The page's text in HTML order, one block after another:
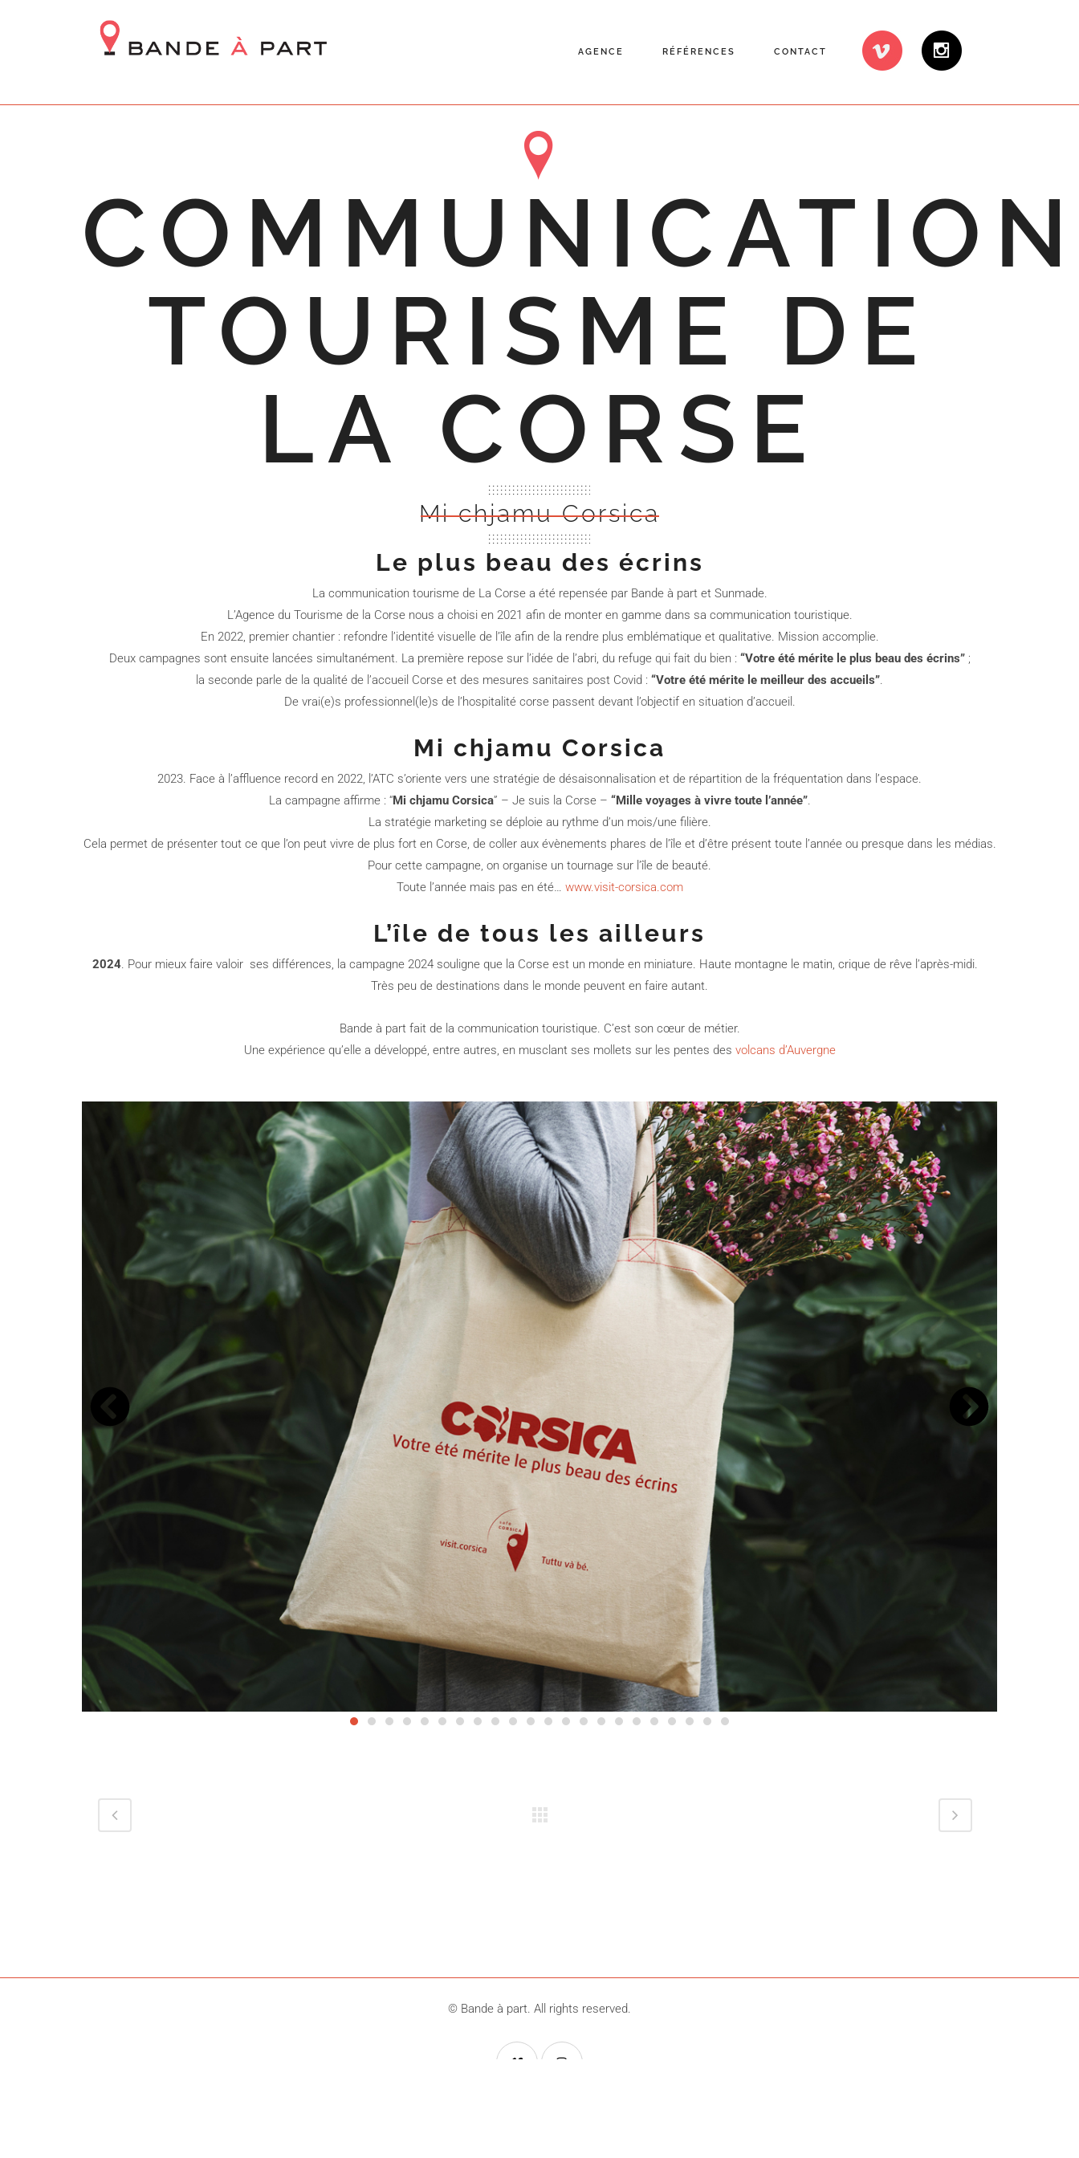
AGENCE RÉFÉRENCES CONTACT
TOURISME DE
LA CORSE
Mi chjamu Corsica
Le plus beau des écrins
La communication tourisme de La Corse a été repensée par Bande à part et Sunmade.
L’Agence du Tourisme de la Corse nous a choisi en 2021 afin de monter en gamme dans sa communication touristique.
En 2022, premier chantier : refondre l’identité visuelle de l’île afin de la rendre plus emblématique et qualitative. Mission accomplie.
Deux campagnes sont ensuite lancées simultanément. La première repose sur l’idée de l’abri, du refuge qui fait du bien : “Votre été mérite le plus beau des écrins”;
la seconde parle de la qualité de l’accueil Corse et des mesures sanitaires post Covid : “Votre été mérite le meilleur des accueils”.
De vrai(e)s professionnel(le)s de l’hospitalité corse passent devant l’objectif en situation d’accueil.
Mi chjamu Corsica
2023. Face à l’affluence record en 2022, l’ATC s’oriente vers une stratégie de désaisonnalisation et de répartition de la fréquentation dans l’espace.
La campagne affirme : “Mi chjamu Corsica” – Je suis la Corse – “Mille voyages à vivre toute l’année”.
La stratégie marketing se déploie au rythme d’un mois/une filière.
Cela permet de présenter tout ce que l’on peut vivre de plus fort en Corse, de coller aux évènements phares de l’île et d’être présent toute l’année ou presque dans les médias.
Pour cette campagne, on organise un tournage sur l’île de beauté.
Toute l’année mais pas en été… www.visit-corsica.com
L’île de tous les ailleurs
2024. Pour mieux faire valoir ses différences, la campagne 2024 souligne que la Corse est un monde en miniature. Haute montagne le matin, crique de rêve l’après-midi.
Très peu de destinations dans le monde peuvent en faire autant.
Bande à part fait de la communication touristique. C’est son cœur de métier.
Une expérience qu’elle a développé, entre autres, en musclant ses mollets sur les pentes des volcans d’Auvergne
© Bande à part. All rights reserved.